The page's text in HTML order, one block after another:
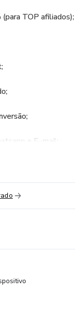
TOP afiliados);
e E-mail;
de comissão;